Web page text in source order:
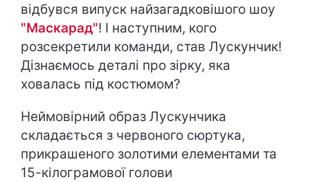
відбувся випуск найзагадковішого шоу
"Маскарад"! І наступним, кого
розсекретили команди, став Лускунчик!
Дізнаємось деталі про зірку, яка
ховалась під костюмом?
Неймовірний образ Лускунчика
складається з червоного сюртука,
прикрашеного золотими елементами та
15-кілограмової голови